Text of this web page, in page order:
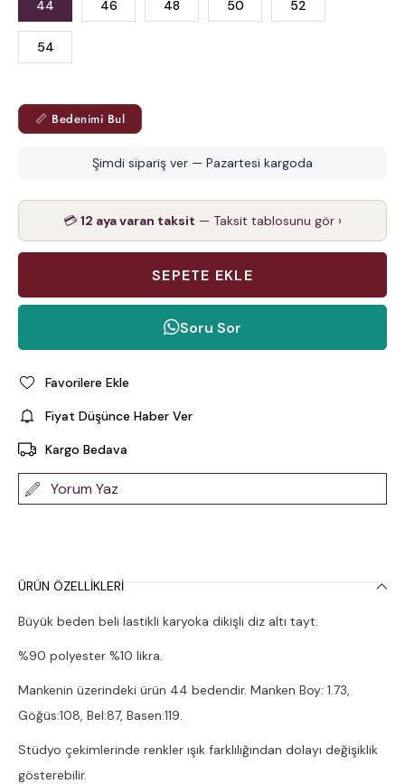
44 46 48 50 52
54
📏 Bedenimi Bul
Şimdi sipariş ver — Pazartesi kargoda
💳 12 aya varan taksit — Taksit tablosunu gör ›
Soru Sor
Favorilere Ekle
Fiyat Düşünce Haber Ver
Kargo Bedava
Yorum Yaz
ÜRÜN ÖZELLIKLERI
Büyük beden beli lastikli karyoka dikişli diz altı tayt.
%90 polyester %10 likra.
Mankenin üzerindeki ürün 44 bedendir. Manken Boy: 1.73,
Göğüs:108, Bel:87, Basen:119.
Stüdyo çekimlerinde renkler ışık farklılığından dolayı değişiklik
gösterebilir.